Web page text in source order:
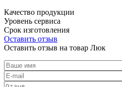
Качество продукции
Уровень сервиса
Срок изготовления
Оставить отзыв
Оставить отзыв на товар Люк